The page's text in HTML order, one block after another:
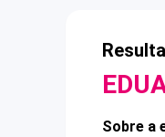
Sobre a